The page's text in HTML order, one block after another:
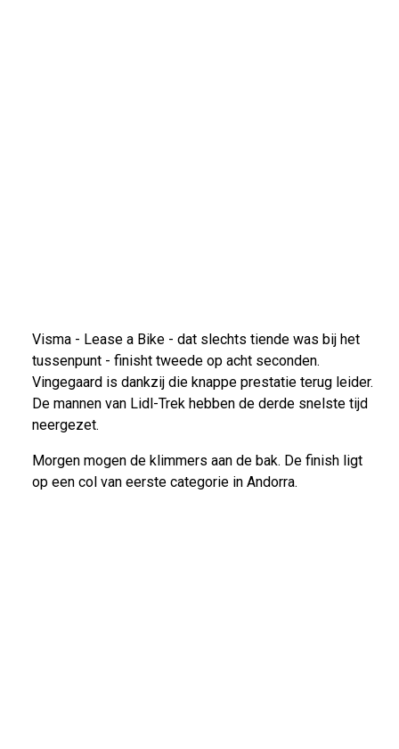
Visma - Lease a Bike - dat slechts tiende was bij het
tussenpunt - finisht tweede op acht seconden.
Vingegaard is dankzij die knappe prestatie terug leider.
De mannen van Lidl-Trek hebben de derde snelste tijd
neergezet.
Morgen mogen de klimmers aan de bak. De finish ligt
op een col van eerste categorie in Andorra.